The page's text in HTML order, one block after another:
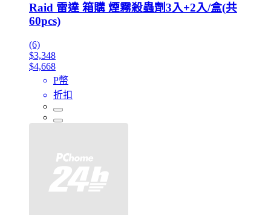
Raid 雷達 箱購 煙霧殺蟲劑3入+2入/盒(共
60pcs)
(6)
$3,348
$4,668
P幣
折扣